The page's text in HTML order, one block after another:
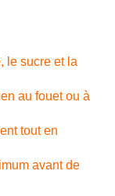
le sucre et la
au fouet ou à
tout en
avant de